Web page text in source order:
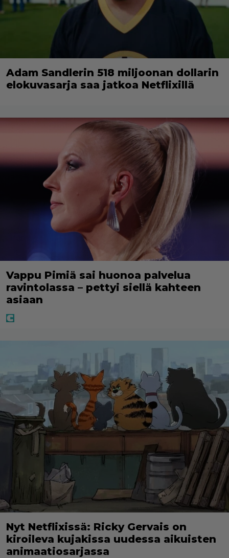
Adam Sandlerin 518 miljoonan dollarin
elokuvasarja saa jatkoa Netflixillä
Vappu Pimiä sai huonoa palvelua
ravintolassa – pettyi siellä kahteen
asiaan
Nyt Netflixissä: Ricky Gervais on
kiroileva kujakissa uudessa aikuisten
animaatiosarjassa